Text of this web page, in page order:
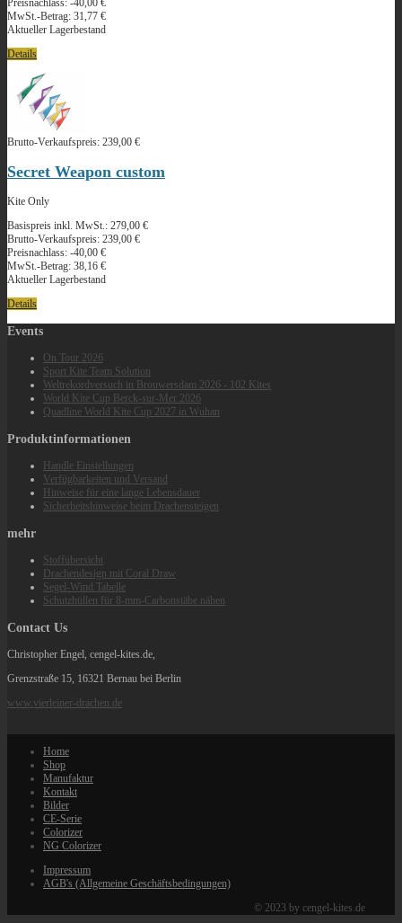
Preisnachlass: -40,00 €
MwSt.-Betrag: 31,77 €
Aktueller Lagerbestand
Details
Brutto-Verkaufspreis: 239,00 €
Secret Weapon custom
Kite Only
Basispreis inkl. MwSt.: 279,00 €
Brutto-Verkaufspreis: 239,00 €
Preisnachlass: -40,00 €
MwSt.-Betrag: 38,16 €
Aktueller Lagerbestand
Details
Events
On Tour 2026
Sport Kite Team Solution
Weltrekordversuch in Brouwersdam 2026 - 102 Kites
World Kite Cup Berck‑sur‑Mer 2026
Quadline World Kite Cup 2027 in Wuhan
Produktinformationen
Handle Einstellungen
Verfügbarkeiten und Versand
Hinweise für eine lange Lebensdauer
Sicherheitshinweise beim Drachensteigen
mehr
Stoffübersicht
Drachendesign mit Coral Draw
Segel-Wind Tabelle
Schutzhüllen für 8-mm-Carbonstäbe nähen
Contact Us
Christopher Engel, cengel-kites.de,
Grenzstraße 15, 16321 Bernau bei Berlin
www.vierleiner-drachen.de
Home
Shop
Manufaktur
Kontakt
Bilder
CE-Serie
Colorizer
NG Colorizer
Impressum
AGB's (Allgemeine Geschäftsbedingungen)
© 2023 by cengel-kites.de